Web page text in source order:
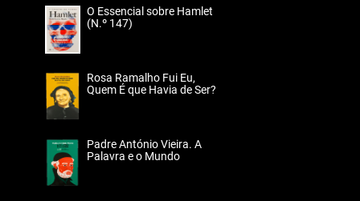
O Essencial sobre Hamlet
(N.º 147)
Rosa Ramalho Fui Eu,
Quem É que Havia de Ser?
Padre António Vieira. A
Palavra e o Mundo